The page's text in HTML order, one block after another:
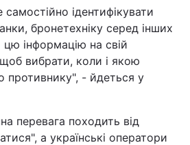
ідентифікувати
бронетехніку серед інших
цю інформацію на свій
вибрати, коли і якою
противнику", - йдеться у
перевага походить від
а українські оператори